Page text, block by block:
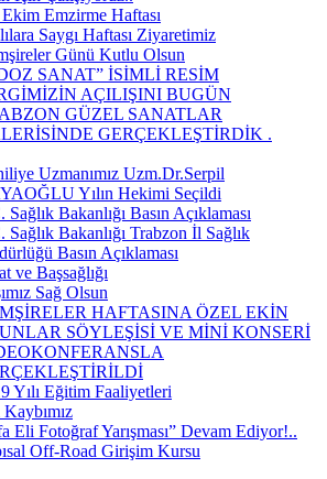
Emzirme Haftası
Saygı Haftası Ziyaretimiz
Günü Kutlu Olsun
SANAT” İSİMLİ RESİM
AÇILIŞINI BUGÜN
GÜZEL SANATLAR
GERÇEKLEŞTİRDİK ​.
Uzmanımız Uzm.Dr.Serpil
Yılın Hekimi Seçildi
Sağlık Bakanlığı Basın Açıklaması
Sağlık Bakanlığı Trabzon İl Sağlık
Basın Açıklaması
ve Başsağlığı
Sağ Olsun
HAFTASINA ÖZEL EKİN
SÖYLEŞİSİ VE MİNİ KONSERİ
Yılı Eğitim Faaliyetleri
Kaybımız
Eli Fotoğraf Yarışması” Devam Ediyor!..
Off-Road Girişim Kursu